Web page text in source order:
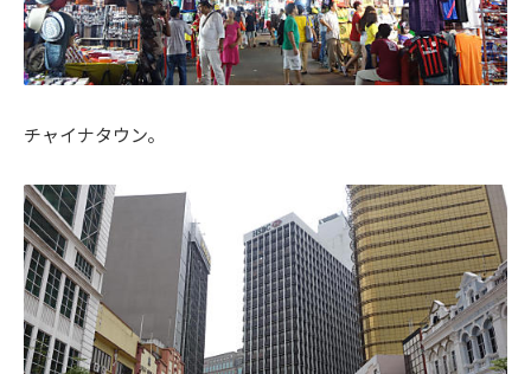
チャイナタウン。